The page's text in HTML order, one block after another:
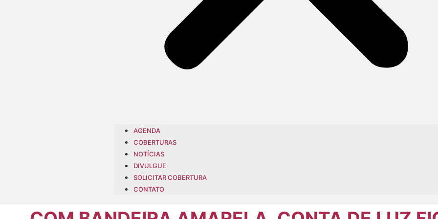
AGENDA
COBERTURAS
NOTÍCIAS
DIVULGUE
SOLICITAR COBERTURA
CONTATO